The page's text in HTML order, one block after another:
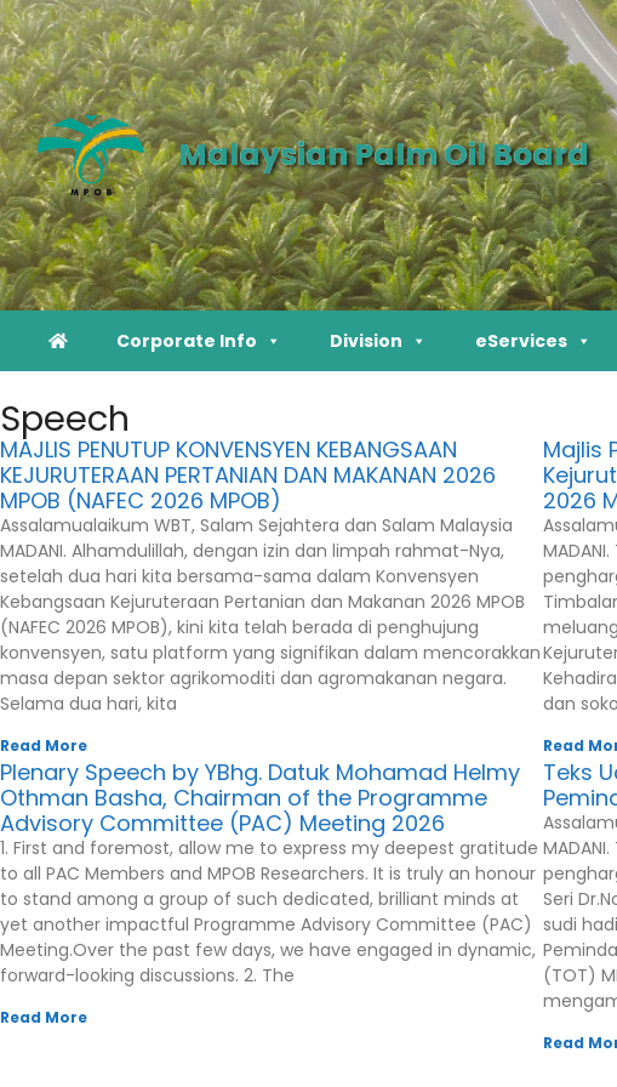
Malaysian Palm Oil Board
Corporate Info Division eServices
Speech
MAJLIS PENUTUP KONVENSYEN KEBANGSAAN
KEJURUTERAAN PERTANIAN DAN MAKANAN 2026
MPOB (NAFEC 2026 MPOB)
Assalamualaikum WBT, Salam Sejahtera dan Salam Malaysia
MADANI. Alhamdulillah, dengan izin dan limpah rahmat-Nya,
setelah dua hari kita bersama-sama dalam Konvensyen
Kebangsaan Kejuruteraan Pertanian dan Makanan 2026 MPOB
(NAFEC 2026 MPOB), kini kita telah berada di penghujung
konvensyen, satu platform yang signifikan dalam mencorakkan
masa depan sektor agrikomoditi dan agromakanan negara.
Selama dua hari, kita
Read More
Majlis
2026
dan
Read
Plenary Speech by YBhg. Datuk Mohamad Helmy
Othman Basha, Chairman of the Programme
Advisory Committee (PAC) Meeting 2026
1. First and foremost, allow me to express my deepest gratitude
to all PAC Members and MPOB Researchers. It is truly an honour
to stand among a group of such dedicated, brilliant minds at
yet another impactful Programme Advisory Committee (PAC)
Meeting.Over the past few days, we have engaged in dynamic,
forward-looking discussions. 2. The
Read More
Teks
Seri
sudi
(TOT)
Read